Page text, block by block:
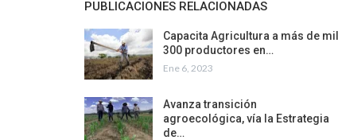
PUBLICACIONES RELACIONADAS
Capacita Agricultura a más de mil
300 productores en…
Ene 6, 2023
Avanza transición
agroecológica, vía la Estrategia
de…